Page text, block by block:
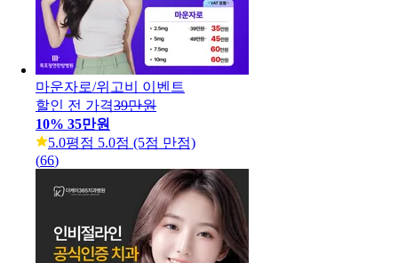
마운자로/위고비 이벤트
할인 전 가격39만원
10% 35만원
5.0평점 5.0점 (5점 만점)
(66)